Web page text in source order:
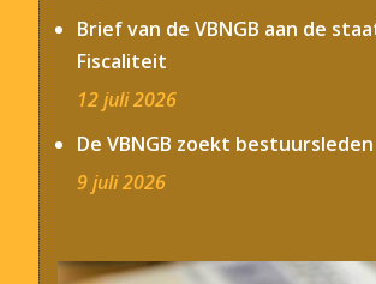
Brief van de VBNGB aan de
Fiscaliteit
12 juli 2026
De VBNGB zoekt bestuursleden
9 juli 2026